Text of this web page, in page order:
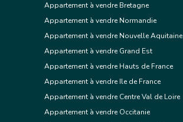
Appartement à vendre Bretagne
Appartement à vendre Normandie
Appartement à vendre Nouvelle Aquitaine
Appartement à vendre Grand Est
Appartement à vendre Hauts de France
Appartement à vendre Ile de France
Appartement à vendre Centre Val de Loire
Appartement à vendre Occitanie